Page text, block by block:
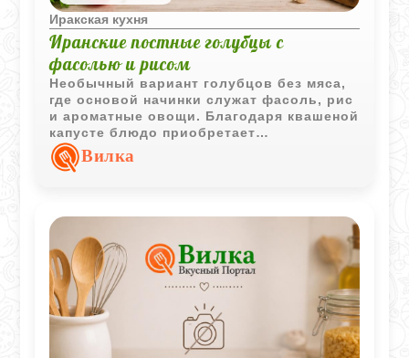
Иракская кухня
Иранские постные голубцы с
фасолью и рисом
Необычный вариант голубцов без мяса,
где основой начинки служат фасоль, рис
и ароматные овощи. Благодаря квашеной
капусте блюдо приобретает
выразительный вкус и отлично подходит
как для повседневного, так и для
Вилка